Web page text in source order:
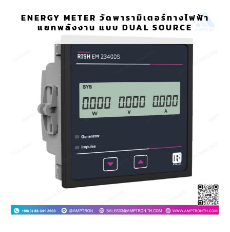
ENERGY METER วัดพารามิเตอร์ทางไฟฟ้า
แยกพลังงาน แบบ DUAL SOURCE